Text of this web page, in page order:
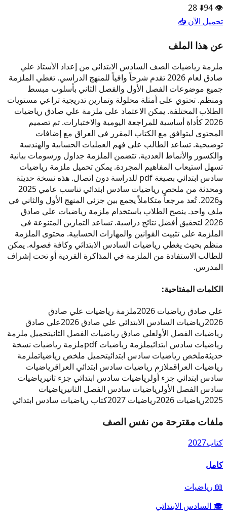
👁️
94
⬇️
28
تحميل الآن 📥
عن هذا الملف
ملزمة رياضيات الصف السادس الابتدائي من إعداد الأستاذ علي
صادق لعام 2026 تقدم شرحاً وافياً للمنهج الدراسي. تغطي الملزمة
جميع موضوعات الفصل الأول والفصل الثاني بأسلوب مبسط
ومنظم. تحتوي على أمثلة محلولة وتمارين تدريجية تراعي مستويات
الطلاب المختلفة. يمكن الاعتماد على ملزمة علي صادق رياضيات
2026 كأداة أساسية للمراجعة اليومية والاختبارات. تم تصميم
المحتوى ليتوافق مع الكتاب المقرر في العراق مع إضافات
توضيحية. تساعد الطالب على فهم العمليات الحسابية والهندسة
والكسور والأنماط العددية. تتضمن الملزمة جداول ورسومات بيانية
تسهل استيعاب المفاهيم المجردة. يمكن تحميل ملزمة رياضيات
سادس ابتدائي بصيغة pdf للدراسة دون اتصال. هذه نسخة حديثة
ومحدثة من ملخص رياضيات سادس ابتدائي تناسب عامي 2025
و2026. تُعد مرجعاً متكاملاً يجمع بين جزئي المنهج الأول والثاني في
ملف واحد. ينصح الطلاب باستخدام ملزمة رياضيات علي صادق
2026 لتحقيق أفضل نتائج دراسية. تساعد التمارين المتنوعة في
الملزمة على تثبيت القوانين والمهارات الحسابية. محتوى الملزمة
منظم بحيث يغطي رياضيات السادس الابتدائي وكافة فصوله. يمكن
للطالب الاستفادة من الملزمة في المذاكرة الفردية أو تحت إشراف
المدرس.
الكلمات المفتاحية:
علي صادق رياضيات 2026
ملزمة رياضيات علي صادق
2026رياضيات السادس الابتدائي علي صادق 2026
علي صادق
رياضيات الفصل الأولعلي صادق رياضيات الفصل الثانيتحميل ملزمة
رياضيات سادس ابتدائيملزمة رياضيات pdf
ملزمة رياضيات نسخة
حديثةملخص رياضيات سادس ابتدائيتحميل ملخص رياضياتملزمة
رياضيات العراقملازم رياضيات سادس ابتدائي العراقرياضيات
سادس ابتدائي جزء أولرياضيات سادس ابتدائي جزء ثانيرياضيات
سادس الفصل الأولرياضيات سادس الفصل الثانيرياضيات
2025رياضيات 2026 رياضيات 2027 كتاب رياضيات سادس ابتدائي
ملفات مقترحة من نفس الصف
كتاب2027
كامل
📖 رياضيات
🎓 السادس الابتدائي